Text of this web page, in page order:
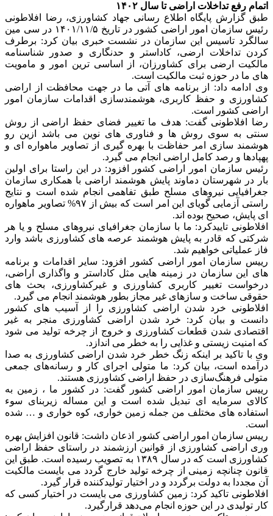
اتمام رفع تداخلات اراضی تا سال ۱۴۰۲
طبق گزارش پایگاه اطلاع رسانی جهاد کشاورزی، رضا افلاطونی
رئیس سازمان امور اراضی کشور در تاریخ ۱۴۰۱/۱۱/۵ در سی مین
سالگرد تاسیس این سازمان در نشست خبری بیان کرد: برطرف
کردن تداخلات ارضی، کاداستر و حدنگاری و صدور شناسنامه
مالکیت ارضی برای کشاورزان، از اساسی ترین امور و مامویت
های ما در حوزه ثبت مالکیت است.
وی ادامه داد: از برنامه های آتی ما در جهت محافظت از اراضی
کشاورزی و حفظ کاربری، هوشمندسازی اقدامات سازمان امور
اراضی کشور است.
رضا افلاطونی گفت: هدف ما تغییر فضای حفظ اراضی از روش
سنتی به سوی روش ها و فناوری های نوین می باشد ازین رو
هوشمند سازی امر حفاظت با بهره گیری از تصاویر ماهواره ای و
پهپادها و رصد کامل اراضی انجام می گیرد.
رئیس سازمان امور اراضی کشور افزود: در این راستا برای اولین
بار در شهرستان دماوند پایش هوشمند اراضی با همکاری سازمان
جغرافیایی نیروهای مسلح طبق تفاهمی انجام شده است و نتایج
راستی آزمایی گویای این امر است که بیش از ۹۷% تصاویر ماهواره
ای پایش، صحیح بوده اند.
افلاطونی تاییدکرد: ما با سازمان جغرافیای نیروهای مسلح و یا هر
شرکتی که قادر به پایش هوشمند عرصه های کشاورزی باشد وارد
فاز عملیاتی خواهیم شد.
رییس سازمان امور اراضی کشور افزود: سایر اقدامات و برنامه
های این سازمان در زمینه هایی مثل کاداستر و واگذاری اراضی،
درخواست تغییر کاربری کشاورزی و غیرکشاورزی، بحث های
حقوقی ساخت و سازهای غیر مجاز بطور هوشمند انجام می گیرد.
افلاطونی خرد شدن اراضی کشاورزی را از آسیب های کشور
دانست و بیان کرد: خرد شدن اراضی کشاورزی منجر به غیر
اقتصادی شدن قطعات کشاورزی و خروج از چرخه تولید می شود
که امنیت زیستی و غذایی را به خطر می اندازد.
وی با تاکید بر اینکه زنگ خطر خرد شدن اراضی کشاورزی به صدا
درآمده است، بیان کرد: ما متولی اجرای کار و رسانه‌های جمعی
متولی فرهنگ‌سازی در حفظ اراضی کشاورزی هستند.
رییس سازمان امور اراضی کشور گفت: در کشور ما ، زمین به
کالای سرمایه ای تبدیل شده است و این مساله زیربنای سوء
استفاده های مختلف من جمله زمین خواری، کوه خواری و … شده
است.
رییس سازمان امور اراضی کشور اذعان داشت: قانون افزایش بهره
وری اراضی کشاورزی از قوانین ارزشمند در راستای حفظ اراضی
کشاورزی است که در سال ۱۳۸۹ به تصویب رسیده است. طبق این
قانون چنانچه زمینی از چرخه تولید خارج گردد می بایست مالکیت
آن مجددا به دولت برگردد و در اختیار تولیدکننده قرار گیرد.
افلاطونی تاکید کرد: زمین کشاورزی می بایست در اختیار کسی که
کار تولیدی در این حوزه انجام می‌دهد قرارگیرد.